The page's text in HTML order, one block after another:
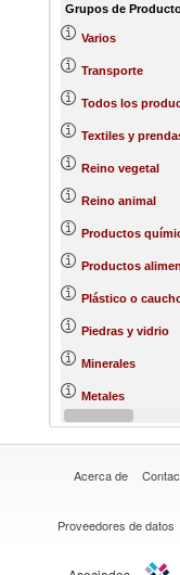
Grupos de
Varios
Transporte
Todos los
Textiles y
Reino vegetal
Reino animal
Productos
Productos
Plástico o
Piedras y vidrio
Minerales
Metales
Materias primas
Acerca de
Proveedores de datos